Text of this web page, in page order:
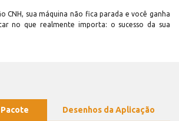
CNH, sua máquina não fica parada e você ganha
no que realmente importa: o sucesso da sua
Desenhos da Aplicação